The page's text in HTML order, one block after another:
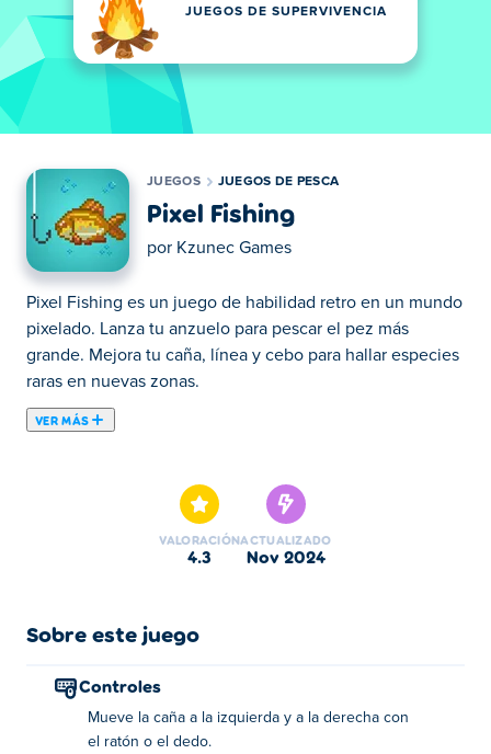
JUEGOS DE SUPERVIVENCIA
JUEGOS JUEGOS DE PESCA
Pixel Fishing
por Kzunec Games
Pixel Fishing es un juego de habilidad retro en un mundo
pixelado. Lanza tu anzuelo para pescar el pez más
grande. Mejora tu caña, línea y cebo para hallar especies
raras en nuevas zonas.
VER MÁS
pesca en un adorable mundo pixelado. Lanza tu anzuelo
al agua y pesca el pez más grande que encuentres. A
medida que avances, mejora tu caña de pescar, la
ubicaciones pixeladas y completa misiones diarias para
embarcarte en esta aventura de pesca perfecta en
VALORACIÓN
4.3
ACTUALIZADO
nov 2024
Sobre este juego
Controles
Mueve la caña a la izquierda y a la derecha con
el ratón o el dedo.